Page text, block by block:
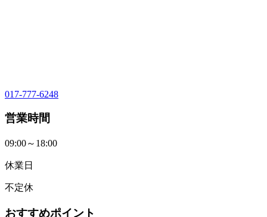
017-777-6248
営業時間
09:00～18:00
休業日
不定休
おすすめポイント